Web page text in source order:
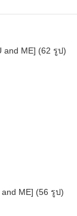
and ME] (62 รูป)
ME] (56 รูป)